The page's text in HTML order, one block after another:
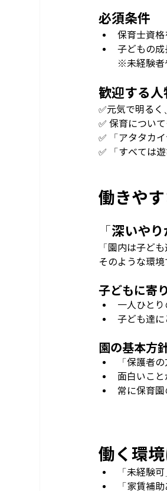
必須条件
保育士資格
子どもの
※未経験者
歓迎する人
✅元気で明る
✅ 保育につい
✅ 「アタタカ
✅ 「すべては
働きや
「深いや
「園内は子ど
そのような環
子どもに寄
一人ひと
子ども達
園の基本方
「保護者
面白いこ
常に保育
働く環
「未経験
「家賃補